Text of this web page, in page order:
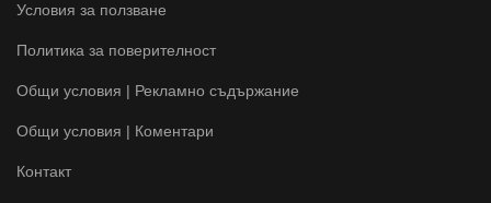
Условия за ползване
Политика за поверителност
Общи условия | Рекламно съдържание
Общи условия | Коментари
Контакт